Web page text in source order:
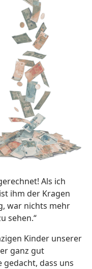
Als ich
ihm der Kragen
war nichts mehr
sehen.“
Kinder unserer
ganz gut
dass uns